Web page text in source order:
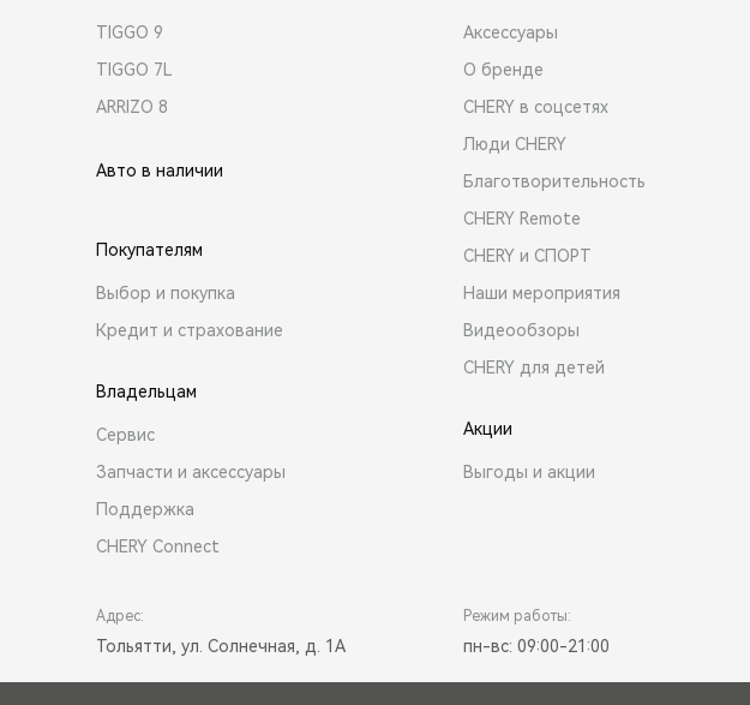
TIGGO 9
TIGGO 7L
ARRIZO 8
Авто в наличии
Покупателям
Выбор и покупка
Кредит и страхование
Владельцам
Сервис
Запчасти и аксессуары
Поддержка
CHERY Connect
Аксессуары
О бренде
CHERY в соцсетях
Люди CHERY
Благотворительность
CHERY Remote
CHERY и СПОРТ
Наши мероприятия
Видеообзоры
CHERY для детей
Акции
Выгоды и акции
Адрес:
Тольятти, ул. Солнечная, д. 1А
Режим работы:
пн-вс: 09:00-21:00